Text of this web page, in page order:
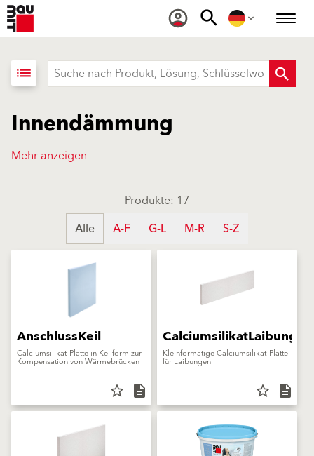
list
Innendämmung
Mehr anzeigen
Produkte: 17
Alle
A-F G-L M-R S-Z
AnschlussKeil
Calciumsilikat-Platte in Keilform zur
Kompensation von Wärmebrücken
star_border description
CalciumsilikatLaibung
Kleinformatige Calciumsilikat-Platte
für Laibungen
star_border description